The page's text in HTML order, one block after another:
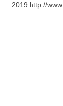
2019 http://